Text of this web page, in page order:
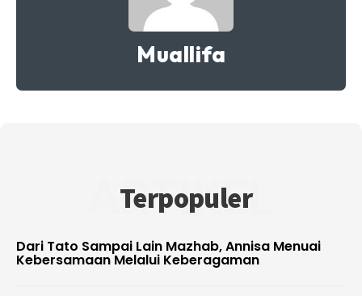
Muallifa
Terpopuler
ARTIKEL
Dari Tato Sampai Lain Mazhab, Annisa Menuai
Kebersamaan Melalui Keberagaman